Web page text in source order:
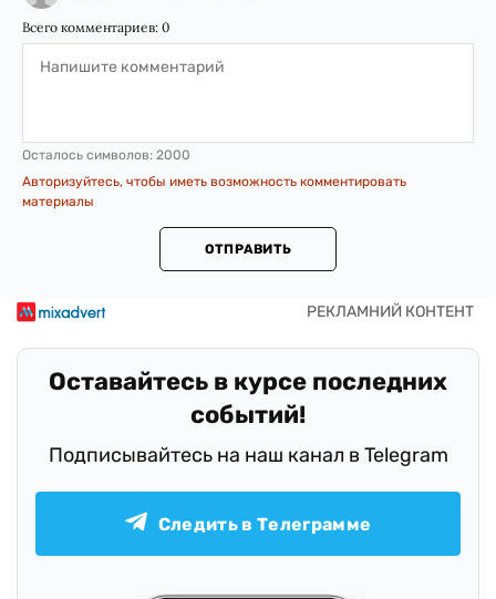
Всего комментариев: 0
Осталось символов: 2000
Авторизуйтесь, чтобы иметь возможность комментировать
материалы
ОТПРАВИТЬ
Оставайтесь в курсе последних
событий!
Подписывайтесь на наш канал в Telegram
Следить в Телеграмме